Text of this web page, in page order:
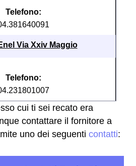
Telefono:
Via Xxiv Maggio
Telefono:
cui ti sei recato era
contattare il fornitore a
uno dei seguenti contatti: